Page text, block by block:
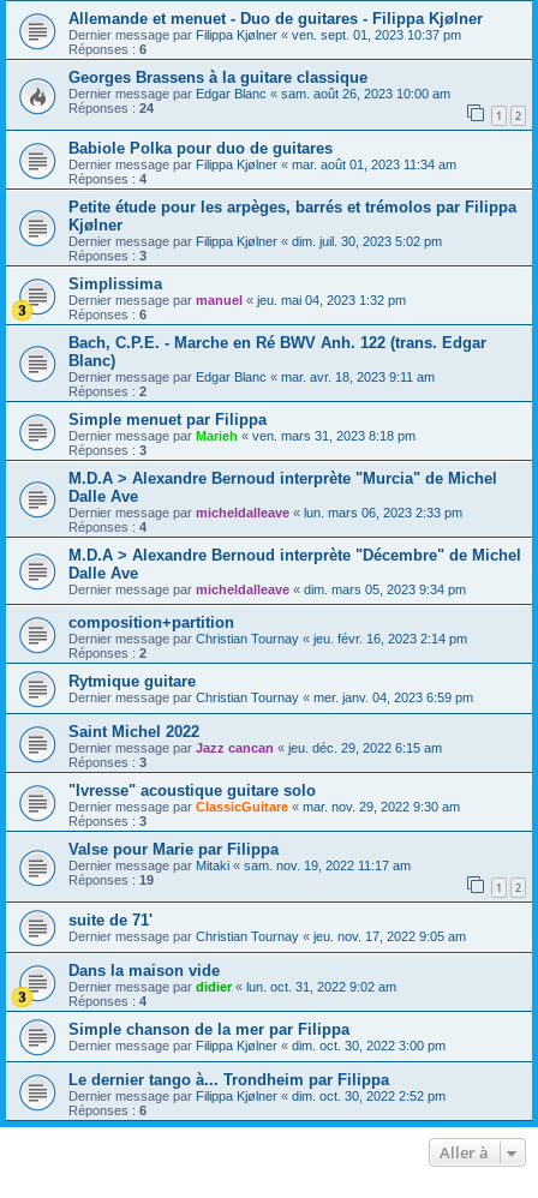
Allemande et menuet - Duo de guitares - Filippa Kjølner
Dernier message par Filippa Kjølner « ven. sept. 01, 2023 10:37 pm
Réponses : 6
Georges Brassens à la guitare classique
Dernier message par Edgar Blanc « sam. août 26, 2023 10:00 am
Réponses : 24 1 2
Babiole Polka pour duo de guitares
Dernier message par Filippa Kjølner « mar. août 01, 2023 11:34 am
Réponses : 4
Petite étude pour les arpèges, barrés et trémolos par Filippa
Kjølner
Dernier message par Filippa Kjølner « dim. juil. 30, 2023 5:02 pm
Réponses : 3
Simplissima
Dernier message par manuel « jeu. mai 04, 2023 1:32 pm
Réponses : 6
Bach, C.P.E. - Marche en Ré BWV Anh. 122 (trans. Edgar
Blanc)
Dernier message par Edgar Blanc « mar. avr. 18, 2023 9:11 am
Réponses : 2
Simple menuet par Filippa
Dernier message par Marieh « ven. mars 31, 2023 8:18 pm
Réponses : 3
M.D.A > Alexandre Bernoud interprète "Murcia" de Michel
Dalle Ave
Dernier message par micheldalleave « lun. mars 06, 2023 2:33 pm
Réponses : 4
M.D.A > Alexandre Bernoud interprète "Décembre" de Michel
Dalle Ave
Dernier message par micheldalleave « dim. mars 05, 2023 9:34 pm
composition+partition
Dernier message par Christian Tournay « jeu. févr. 16, 2023 2:14 pm
Réponses : 2
Rytmique guitare
Dernier message par Christian Tournay « mer. janv. 04, 2023 6:59 pm
Saint Michel 2022
Dernier message par Jazz cancan « jeu. déc. 29, 2022 6:15 am
Réponses : 3
"Ivresse" acoustique guitare solo
Dernier message par ClassicGuitare « mar. nov. 29, 2022 9:30 am
Réponses : 3
Valse pour Marie par Filippa
Dernier message par Mitaki « sam. nov. 19, 2022 11:17 am
Réponses : 19 1 2
suite de 71'
Dernier message par Christian Tournay « jeu. nov. 17, 2022 9:05 am
Dans la maison vide
Dernier message par didier« lun. oct. 31, 2022 9:02 am
Réponses : 4
Simple chanson de la mer par Filippa
Dernier message par Filippa Kjølner « dim. oct. 30, 2022 3:00 pm
Le dernier tango à... Trondheim par Filippa
Dernier message par Filippa Kjølner « dim. oct. 30, 2022 2:52 pm
Réponses : 6
Aller à